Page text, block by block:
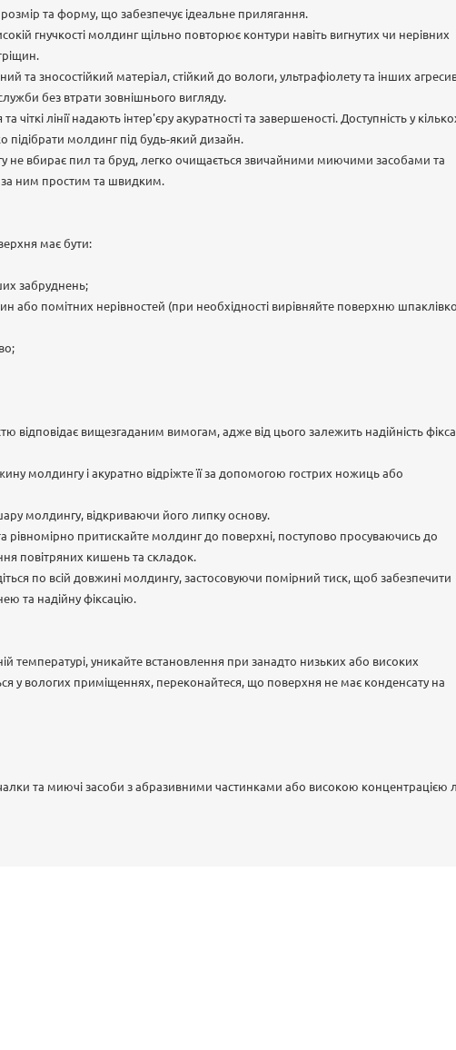
розмір та форму, що забезпечує ідеальне прилягання.
гнучкості молдинг щільно повторює контури навіть вигнутих чи нерівних
та зносостійкий матеріал, стійкий до вологи, ультрафіолету та інших
без втрати зовнішнього вигляду.
чіткі лінії надають інтер'єру акуратності та завершеності. Доступність у
підібрати молдинг під будь-який дизайн.
не вбирає пил та бруд, легко очищається звичайними миючими засобами та
ним простим та швидким.
має бути:
забруднень;
або помітних нерівностей (при необхідності вирівняйте поверхню
відповідає вищезгаданим вимогам, адже від цього залежить надійність
молдингу і акуратно відріжте її за допомогою гострих ножиць або
молдингу, відкриваючи його липку основу.
рівномірно притискайте молдинг до поверхні, поступово просуваючись до
повітряних кишень та складок.
по всій довжині молдингу, застосовуючи помірний тиск, щоб забезпечити
та надійну фіксацію.
температурі, уникайте встановлення при занадто низьких або високих
у вологих приміщеннях, переконайтеся, що поверхня не має конденсату на
та миючі засоби з абразивними частинками або високою концентрацією